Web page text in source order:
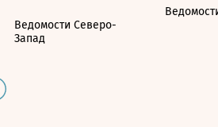
Ведомости Северо-
Запад